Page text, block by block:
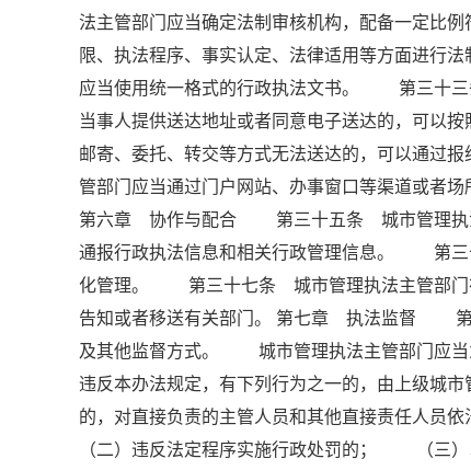
法主管部门应当确定法制审核机构，配备一定比
限、执法程序、事实认定、法律适用等方面进
应当使用统一格式的行政执法文书。 第三十
当事人提供送达地址或者同意电子送达的，可以
邮寄、委托、转交等方式无法送达的，可以通
管部门应当通过门户网站、办事窗口等渠道或者
第六章 协作与配合 第三十五条 城市管理执法
通报行政执法信息和相关行政管理信息。 第三
化管理。 第三十七条 城市管理执法主管部门
告知或者移送有关部门。 第七章 执法监督 第
及其他监督方式。 城市管理执法主管部门应
违反本办法规定，有下列行为之一的，由上级城
的，对直接负责的主管人员和其他直接责任人
（二）违反法定程序实施行政处罚的； （三